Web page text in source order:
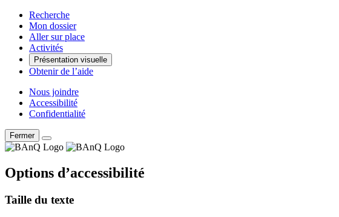
Recherche
Mon dossier
Aller sur place
Activités
Présentation visuelle
Obtenir de l’aide
Nous joindre
Accessibilité
Confidentialité
Fermer
Options d’accessibilité
Taille du texte